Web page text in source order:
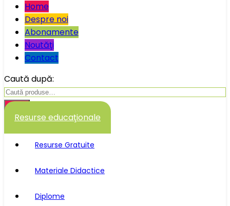
Home
Despre noi
Abonamente
Noutăţi
Contact
Caută după:
Caută
Resurse educaţionale
Resurse Gratuite
Materiale Didactice
Diplome